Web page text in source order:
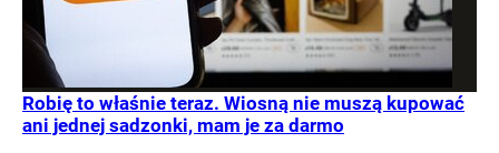
Robię to właśnie teraz. Wiosną nie muszą kupować
ani jednej sadzonki, mam je za darmo